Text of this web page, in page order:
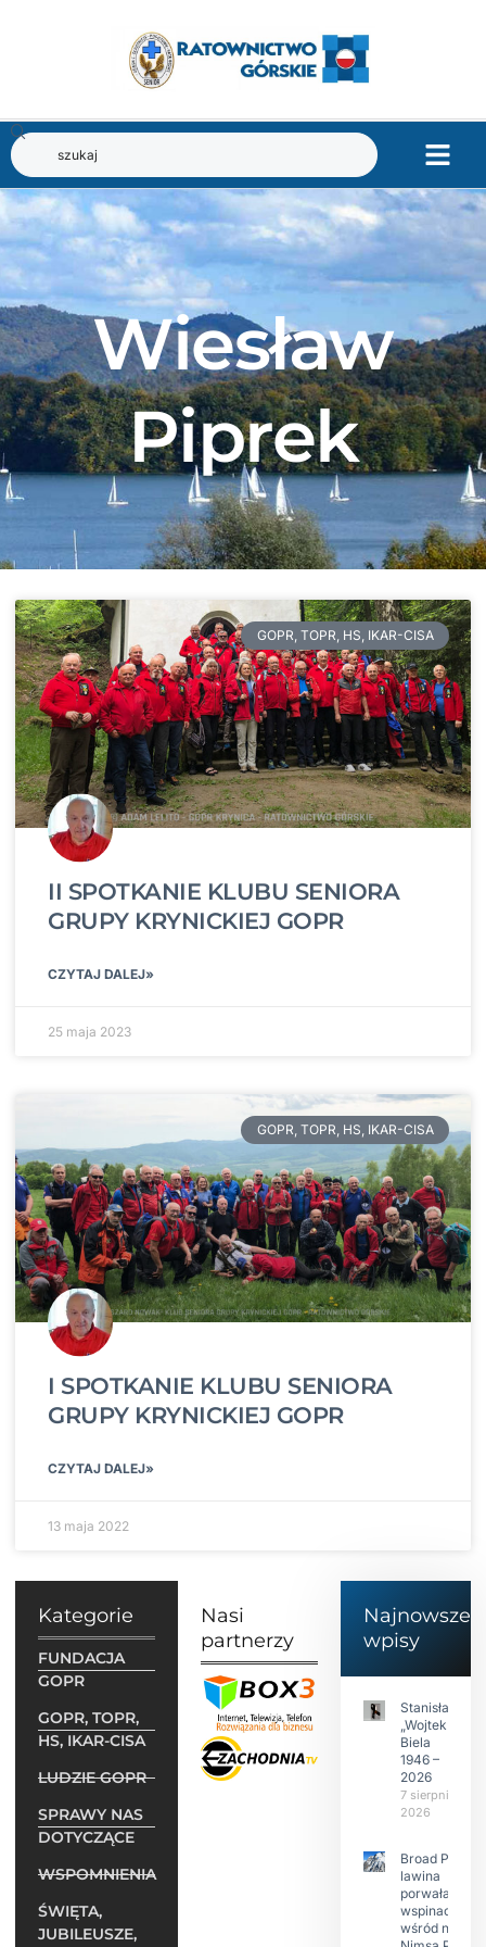
Wiesław
Piprek
GOPR, TOPR, HS, IKAR-CISA
II SPOTKANIE KLUBU SENIORA
GRUPY KRYNICKIEJ GOPR
CZYTAJ DALEJ»
25 maja 2023
GOPR, TOPR, HS, IKAR-CISA
I SPOTKANIE KLUBU SENIORA
GRUPY KRYNICKIEJ GOPR
CZYTAJ DALEJ»
13 maja 2022
Kategorie
FUNDACJA
GOPR
GOPR, TOPR,
HS, IKAR-CISA
LUDZIE GOPR
SPRAWY NAS
DOTYCZĄCE
WSPOMNIENIA
ŚWIĘTA,
JUBILEUSZE,
Nasi
partnerzy
Najnowsze
wpisy
Stanisław
„Wojtek”
Biela
1946 –
2026
7 sierpnia
2026
Broad Peak:
lawina
porwała 10
wspinaczy,
wśród nich